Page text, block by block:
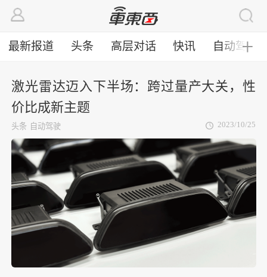
最新报道 头条 高层对话 快讯 自动驾驶
╋
激光雷达迈入下半场：跨过量产大关，性
价比成新主题
头条 自动驾驶 2023/10/25